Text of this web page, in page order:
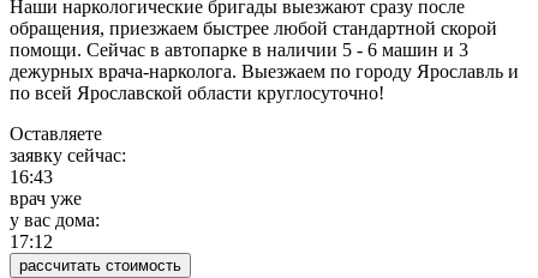
Наши наркологические бригады выезжают сразу после
обращения, приезжаем быстрее любой стандартной скорой
помощи. Сейчас в автопарке в наличии 5 - 6 машин и 3
дежурных врача-нарколога. Выезжаем по городу Ярославль и
по всей Ярославской области круглосуточно!
Оставляете
заявку сейчас:
16:43
врач уже
у вас дома:
17:12
рассчитать стоимость